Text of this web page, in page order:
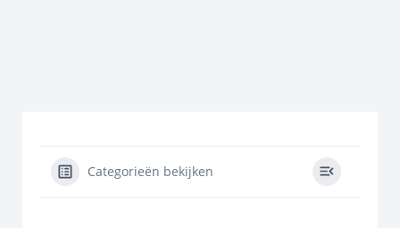
Categorieën bekijken